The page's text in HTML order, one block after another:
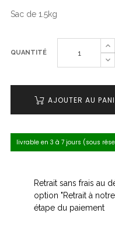
Sac de 1.5kg
QUANTITÉ
AJOUTER AU
livrable en 3 à 7 jours (sous
Retrait sans frais au
option "Retrait à
étape du paiement